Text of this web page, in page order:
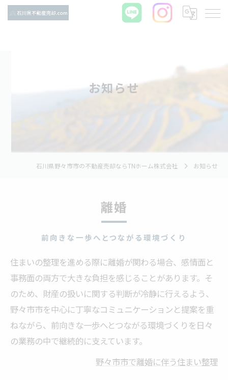
お知らせ
石川県野々市市の不動産売却ならTNホーム株式会社 お知らせ
離婚
前向きな一歩へとつながる環境づくり
住まいの整理を進める際に離婚が関わる場合、感情面と
事務面の両方で大きな負担を感じることがあります。そ
のため、財産の扱いに関する判断が冷静に行えるよう、
野々市市を中心に丁寧なコミュニケーションと提案を重
ねながら、前向きな一歩へとつながる環境づくりを日々
の業務の中で継続的に支えています。
野々市市で離婚に伴う住まい整理